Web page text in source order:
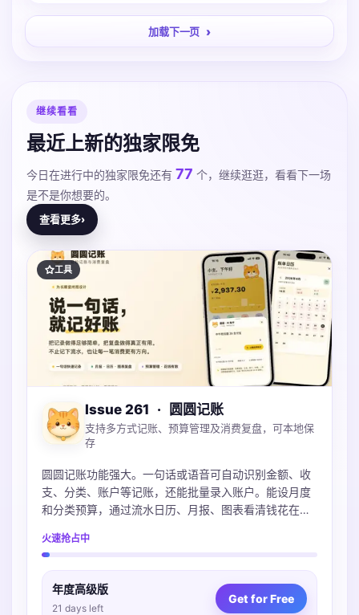
桌面上一键打卡的小组件🙏最好是只展示全部
打卡事项的图标，不用显示文字，这样更简
加载下一页
继续看看
最近上新的独家限免
今日在进行中的独家限免还有 77 个，继续逛逛，看看下一场
是不是你想要的。
查看更多›
工具
Issue 261 · 圆圆记账
支持多方式记账、预算管理及消费复盘，可本地保
存
圆圆记账功能强大。一句话或语音可自动识别金额、收
支、分类、账户等记账，还能批量录入账户。能设月度
和分类预算，通过流水日历、月报、图表看清钱花在
导入多种账单，微信支付宝Excel都支持。
火速抢占中
年度高级版
21 days left
Get for Free